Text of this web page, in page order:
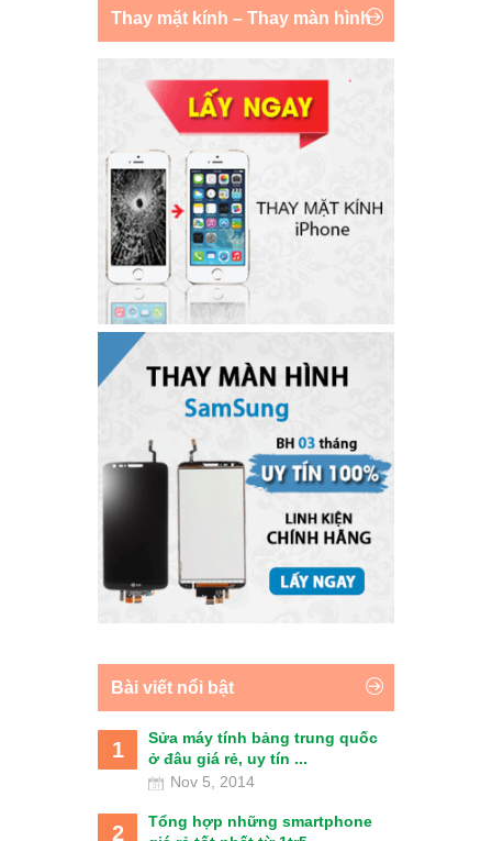
Thay mặt kính – Thay màn hình
Bài viết nổi bật
1
Sửa máy tính bảng trung quốc
ở đâu giá rẻ, uy tín ...
Nov 5, 2014
2
Tổng hợp những smartphone